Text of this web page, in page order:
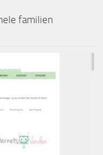
familien